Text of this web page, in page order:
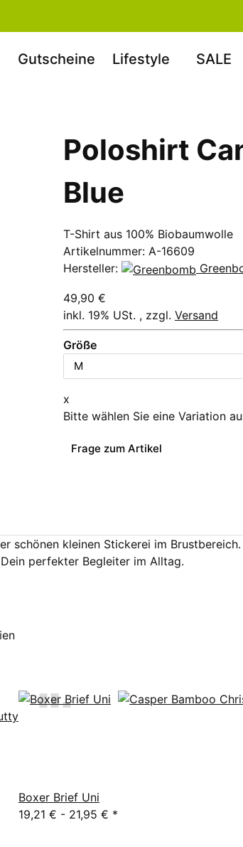
Gutscheine Lifestyle SALE
Poloshirt
Blue
T-Shirt aus 100% Biobaumwolle
Artikelnummer: A-16609
Hersteller:
49,90 €
inkl. 19% USt. , zzgl. Versand
Größe
x
Bitte wählen Sie eine Variation
Frage zum Artikel
schönen kleinen Stickerei im
perfekter Begleiter im Alltag.
Boxer Brief Uni
19,21 € - 21,95 € *